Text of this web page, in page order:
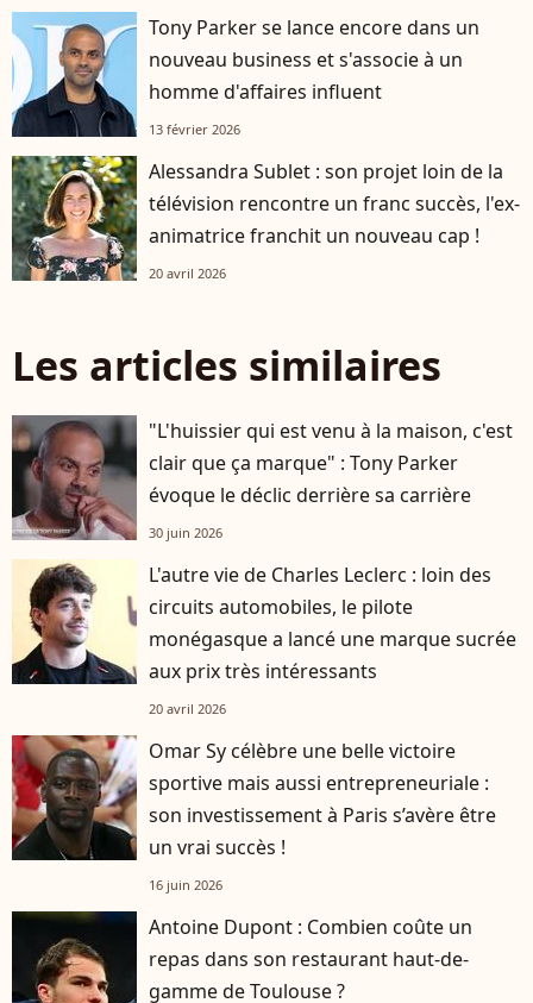
Tony Parker se lance encore dans un
nouveau business et s'associe à un
homme d'affaires influent
13 février 2026
Alessandra Sublet : son projet loin de la
télévision rencontre un franc succès, l'ex-
animatrice franchit un nouveau cap !
20 avril 2026
Les articles similaires
"L'huissier qui est venu à la maison, c'est
clair que ça marque" : Tony Parker
évoque le déclic derrière sa carrière
30 juin 2026
L'autre vie de Charles Leclerc : loin des
circuits automobiles, le pilote
monégasque a lancé une marque sucrée
aux prix très intéressants
20 avril 2026
Omar Sy célèbre une belle victoire
sportive mais aussi entrepreneuriale :
son investissement à Paris s’avère être
un vrai succès !
16 juin 2026
Antoine Dupont : Combien coûte un
repas dans son restaurant haut-de-
gamme de Toulouse ?